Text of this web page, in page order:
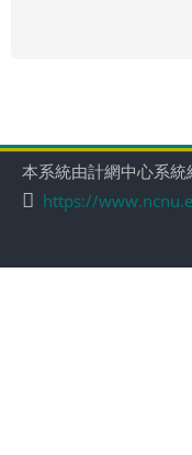
本系統由計網中心系
https://